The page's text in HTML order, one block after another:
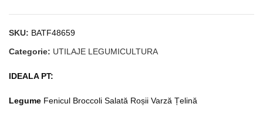
SKU: BATF48659
Categorie: UTILAJE LEGUMICULTURA
IDEALA PT:
Legume Fenicul Broccoli Salată Roșii Varză Țelină